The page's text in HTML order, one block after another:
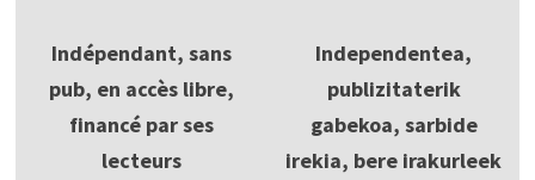
Indépendant, sans
pub, en accès libre,
financé par ses
lecteurs
Independentea,
publizitaterik
gabekoa, sarbide
irekia, bere irakurleek